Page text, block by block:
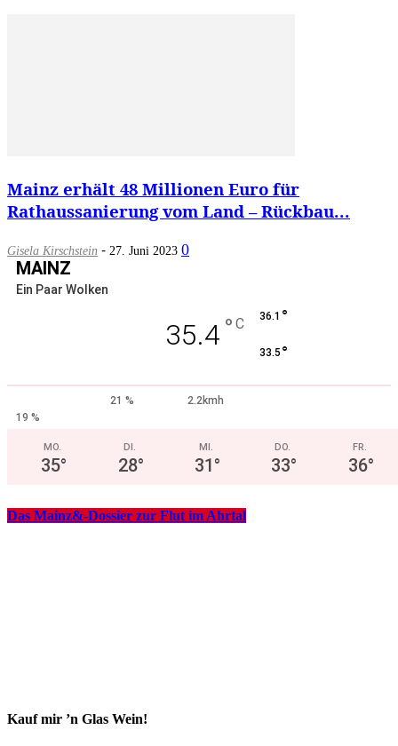
Mainz erhält 48 Millionen Euro für
Rathaussanierung vom Land – Rückbau...
Gisela Kirschstein - 27. Juni 2023 0
MAINZ
Ein Paar Wolken
35.4 ° C 36.1 °
33.5 °
21 %
2.2kmh
19 %
MO.
35°
DI.
28°
MI.
31°
DO.
33°
FR.
36°
Das Mainz&-Dossier zur Flut im Ahrtal
Kauf mir ’n Glas Wein!